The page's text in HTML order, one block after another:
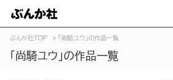
ぶんか社TOP 「尚騎ユウ」の作品一覧
「尚騎ユウ」の作品一覧